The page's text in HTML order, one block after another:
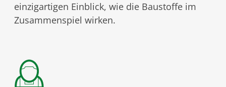
einzigartigen Einblick, wie die Baustoffe im
Zusammenspiel wirken.